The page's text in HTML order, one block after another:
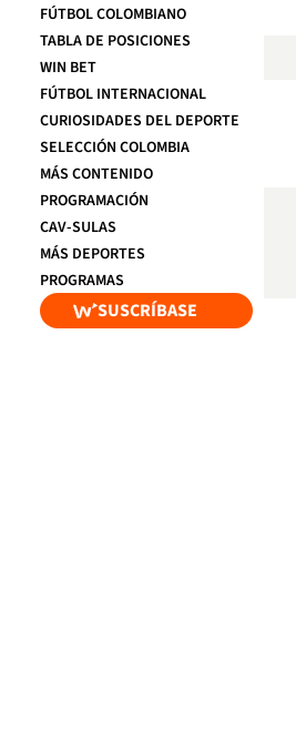
FÚTBOL COLOMBIANO
TABLA DE POSICIONES
WIN BET
FÚTBOL INTERNACIONAL
CURIOSIDADES DEL DEPORTE
SELECCIÓN COLOMBIA
MÁS CONTENIDO
PROGRAMACIÓN
CAV-SULAS
MÁS DEPORTES
PROGRAMAS
SUSCRÍBASE